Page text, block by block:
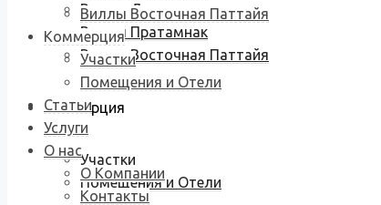
Виллы Джомтьен
Виллы Пратамнак
Виллы Восточная Паттайя
Коммерция
Участки
Помещения и Отели
Виллы Восточная Паттайя
Коммерция
Участки
Помещения и Отели
Статьи
Услуги
О нас
О Компании
Контакты